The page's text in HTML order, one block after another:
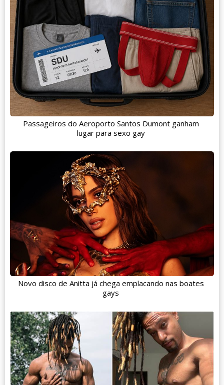
Passageiros do Aeroporto Santos Dumont ganham
lugar para sexo gay
Novo disco de Anitta já chega emplacando nas boates
gays